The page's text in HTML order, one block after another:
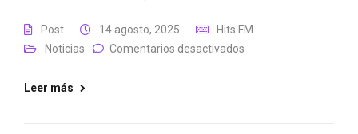
Post 14 agosto, 2025
Hits FM
Noticias
Comentarios desactivados
Leer más